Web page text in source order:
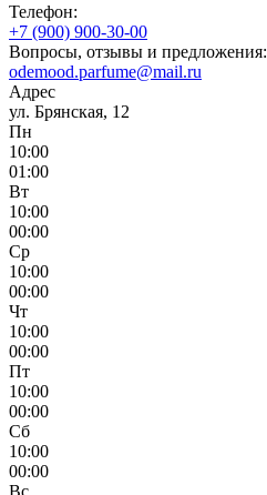
Телефон:
+7 (900) 900-30-00
Вопросы, отзывы и предложения:
odemood.parfume@mail.ru
Адрес
ул. Брянская, 12
Пн
10:00
01:00
Вт
10:00
00:00
Ср
10:00
00:00
Чт
10:00
00:00
Пт
10:00
00:00
Сб
10:00
00:00
Вс